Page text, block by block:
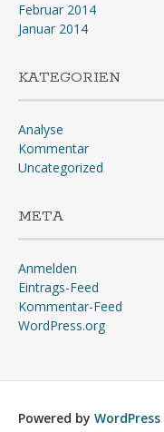
Februar 2014
Januar 2014
KATEGORIEN
Analyse
Kommentar
Uncategorized
META
Anmelden
Eintrags-Feed
Kommentar-Feed
WordPress.org
Powered by WordPress